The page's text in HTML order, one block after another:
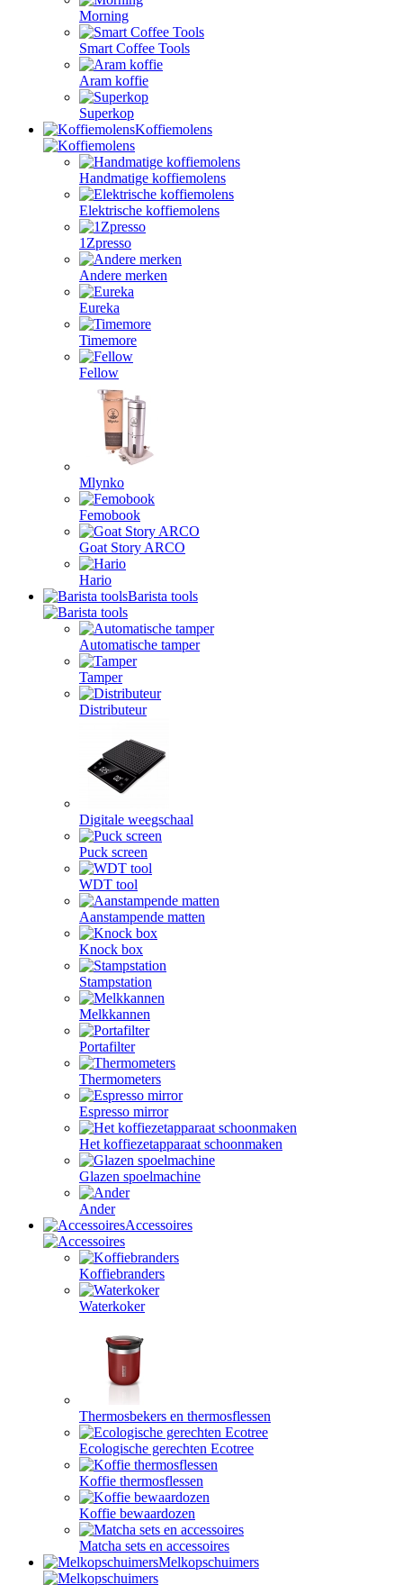
Morning
Smart Coffee Tools
Aram koffie
Superkop
Koffiemolens
Handmatige koffiemolens
Elektrische koffiemolens
1Zpresso
Andere merken
Eureka
Timemore
Fellow
Mlynko
Femobook
Goat Story ARCO
Hario
Barista tools
Automatische tamper
Tamper
Distributeur
Digitale weegschaal
Puck screen
WDT tool
Aanstampende matten
Knock box
Stampstation
Melkkannen
Portafilter
Thermometers
Espresso mirror
Het koffiezetapparaat schoonmaken
Glazen spoelmachine
Ander
Accessoires
Koffiebranders
Waterkoker
Thermosbekers en thermosflessen
Ecologische gerechten Ecotree
Koffie thermosflessen
Koffie bewaardozen
Matcha sets en accessoires
Melkopschuimers